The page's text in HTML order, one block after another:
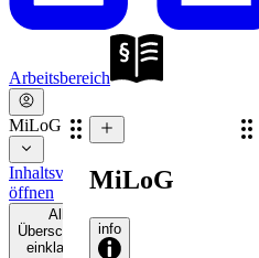
Arbeitsbereich
MiLoG
Inhaltsverzeichnis
öffnen
Alle
Überschriften
einklappen
MiLoG
info